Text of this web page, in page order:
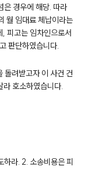
은 경우에 해당. 따라
월 임대료 체납이라는
피고는 임차인으로서
판단하였습니다.
돌려받고자 이 사건 건
라 호소하였습니다.
하라. 2. 소송비용은 피